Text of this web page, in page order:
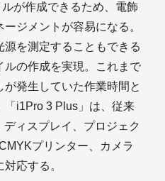
が作成できるため、電飾
ジメントが容易になる。
を測定することもできる
ルの作成を実現。これまで
発生していた作業時間と
「i1Pro 3 Plus」は、従来
ィスプレイ、プロジェク
プリンター、カメラ
応する。